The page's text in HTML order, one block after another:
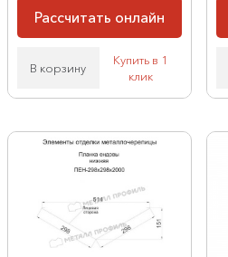
Рассчитать онлайн
В корзину
Купить в 1
клик